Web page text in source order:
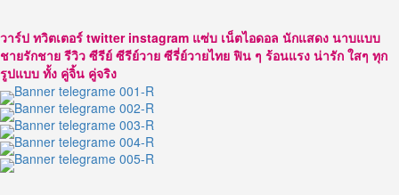
วาร์ป ทวิตเตอร์ twitter instagram แซ่บ เน็ตไอดอล นักแสดง นาบแบบ
ชายรักชาย รีวิว ซีรีย์ ซีรีย์วาย ซีรี่ย์วายไทย ฟิน ๆ ร้อนแรง น่ารัก ใสๆ ทุก
รูปแบบ ทั้ง คู่จิ้น คู่จริง